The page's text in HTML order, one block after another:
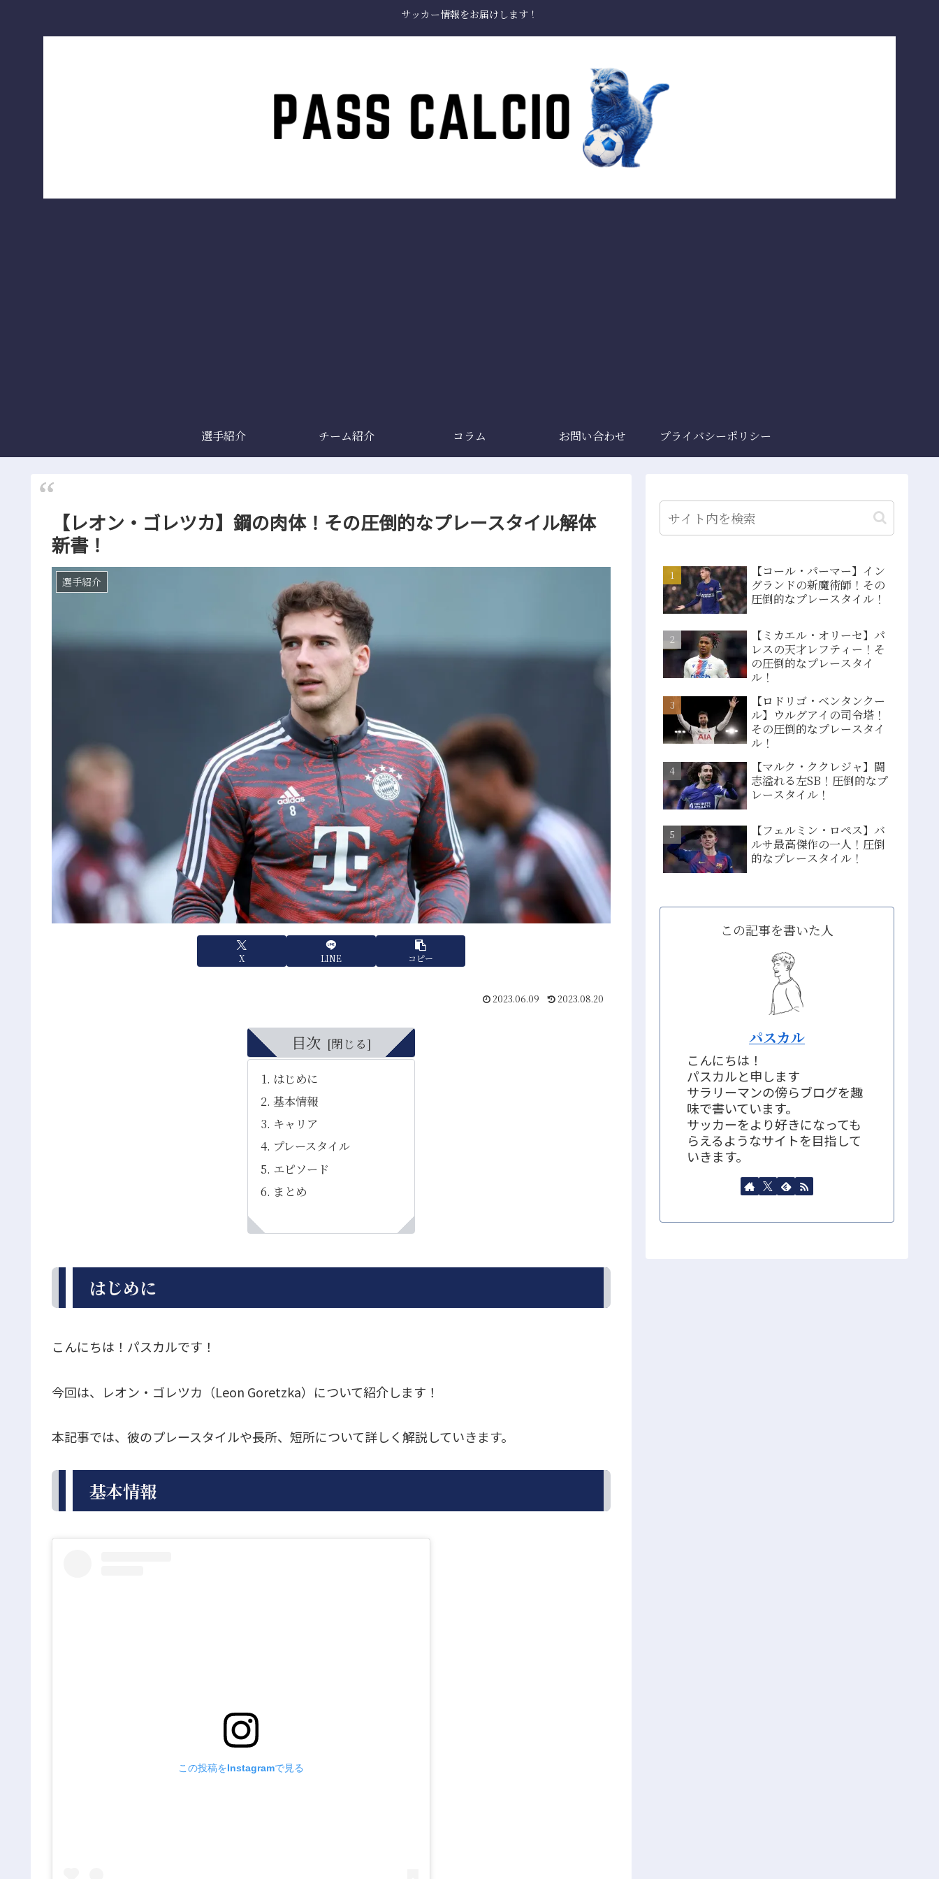
サッカー情報をお届けします！
選手紹介 チーム紹介 コラム お問い合わせ プライバシーポリシー
【レオン・ゴレツカ】鋼の肉体！その圧倒的なプレースタイル解体
新書！
選手紹介
X LINE コピー
2023.06.09 2023.08.20
目次
はじめに
基本情報
キャリア
プレースタイル
エピソード
まとめ
はじめに
こんにちは！パスカルです！
今回は、レオン・ゴレツカ（Leon Goretzka）について紹介します！
本記事では、彼のプレースタイルや長所、短所について詳しく解説していきます。
基本情報
この投稿をInstagramで見る
【コール・パーマー】イン
グランドの新魔術師！その
圧倒的なプレースタイル！
【ミカエル・オリーセ】パ
レスの天才レフティー！そ
の圧倒的なプレースタイ
ル！
【ロドリゴ・ベンタンクー
ル】ウルグアイの司令塔！
その圧倒的なプレースタイ
ル！
【マルク・ククレジャ】闘
志溢れる左SB！圧倒的なプ
レースタイル！
【フェルミン・ロペス】バ
ルサ最高傑作の一人！圧倒
的なプレースタイル！
この記事を書いた人
パスカル
こんにちは！
パスカルと申します
サラリーマンの傍らブログを趣
味で書いています。
サッカーをより好きになっても
らえるようなサイトを目指して
いきます。